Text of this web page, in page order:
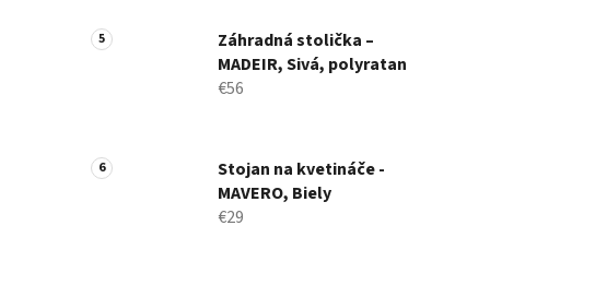
Záhradná stolička –
MADEIR, Sivá, polyratan
€56
Stojan na kvetináče -
MAVERO, Biely
€29